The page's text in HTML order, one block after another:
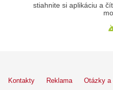
stiahnite si aplikáciu a
Kontakty Reklama Otázky a